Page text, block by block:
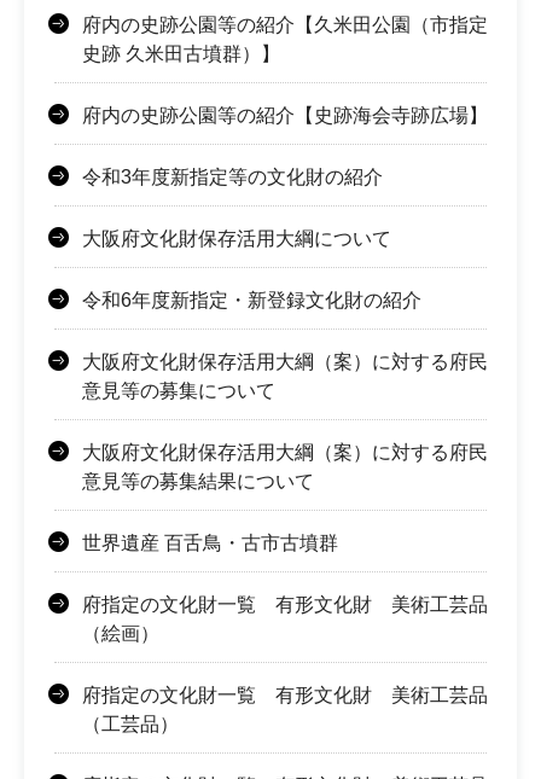
府内の史跡公園等の紹介【久米田公園（市指定
史跡 久米田古墳群）】
府内の史跡公園等の紹介【史跡海会寺跡広場】
令和3年度新指定等の文化財の紹介
大阪府文化財保存活用大綱について
令和6年度新指定・新登録文化財の紹介
大阪府文化財保存活用大綱（案）に対する府民
意見等の募集について
大阪府文化財保存活用大綱（案）に対する府民
意見等の募集結果について
世界遺産 百舌鳥・古市古墳群
府指定の文化財一覧 有形文化財 美術工芸品
（絵画）
府指定の文化財一覧 有形文化財 美術工芸品
（工芸品）